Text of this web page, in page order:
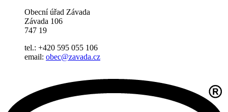
Obecní úřad Závada
Závada 106
747 19
tel.: +420 595 055 106
email: obec@zavada.cz